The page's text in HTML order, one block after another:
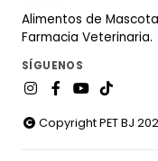
Alimentos de
Farmacia Veterinaria.
SÍGUENOS
Copyright PET BJ